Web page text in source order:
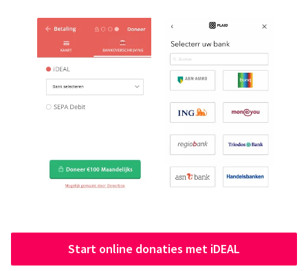
Start online donaties met iDEAL